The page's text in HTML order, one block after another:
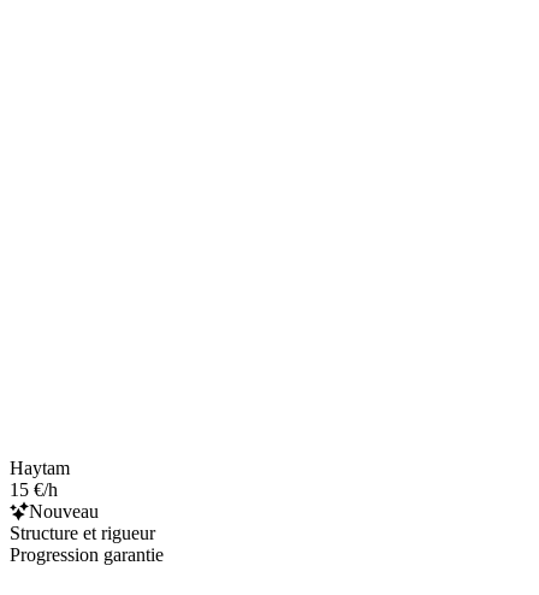
Haytam
15 €/h
Nouveau
Structure et rigueur
Progression garantie